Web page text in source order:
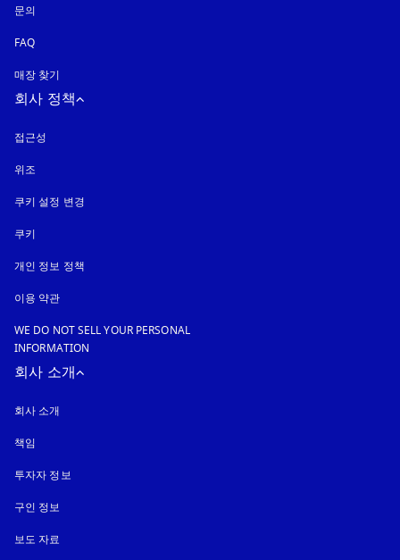
문의
FAQ
매장 찾기
회사 정책
접근성
위조
쿠키 설정 변경
쿠키
개인 정보 정책
이용 약관
WE DO NOT SELL YOUR PERSONAL
INFORMATION
회사 소개
회사 소개
책임
투자자 정보
구인 정보
보도 자료